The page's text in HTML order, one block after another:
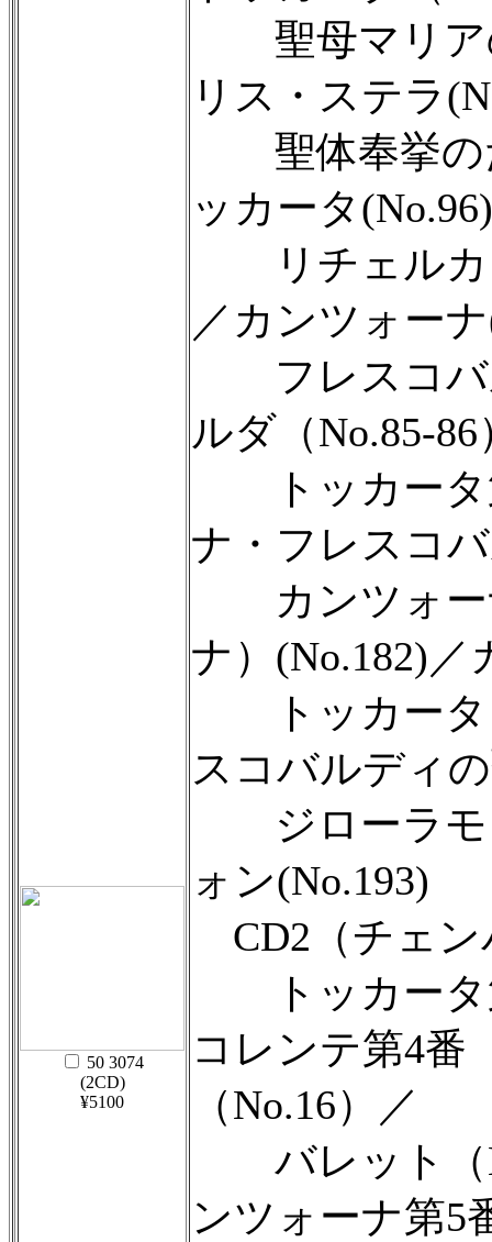
50 3074
(2CD)
¥5100
聖母マリア
リス・ステラ
聖体奉挙の
ッカータ
リチェルカ
／カンツォー
フレスコバ
ルダ（No.85-86
トッカータ
ナ・フレスコ
カンツォー
ナ）(No.182)／
トッカータ
スコバルディ
ジローラモ
ォン(No.193)
CD2（チェン
トッカータ
コレンテ第4番
（No.16）／
バレット（
ンツォーナ第5